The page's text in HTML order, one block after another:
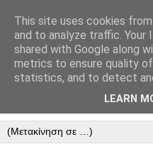
"
"
ὃτι ἀγαθός, ὃτι εἰς τόν
This site uses cookies
and to analyze traffic. Your
shared with Google along
metrics to ensure quality
statistics, and to detect
LEARN